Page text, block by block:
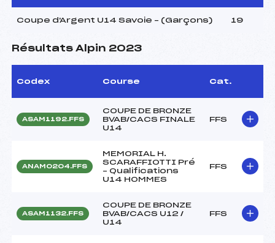
Coupe d'Argent U14 Savoie – (Garçons) 19
Résultats Alpin 2023
Codex Course Cat.
ASAM1192.FFS
COUPE DE BRONZE
BVAB/CACS FINALE
U14
FFS
ANAM0204.FFS
MEMORIAL H.
SCARAFFIOTTI Pré
– Qualifications
U14 HOMMES
FFS
ASAM1132.FFS
COUPE DE BRONZE
BVAB/CACS U12 /
U14
FFS